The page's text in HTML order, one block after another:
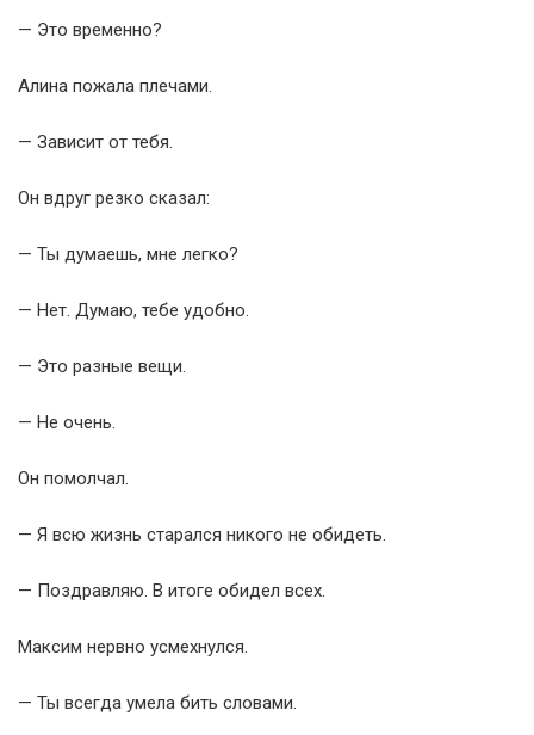
— Это временно?
Алина пожала плечами.
— Зависит от тебя.
Он вдруг резко сказал:
— Ты думаешь, мне легко?
— Нет. Думаю, тебе удобно.
— Это разные вещи.
— Не очень.
Он помолчал.
— Я всю жизнь старался никого не обидеть.
— Поздравляю. В итоге обидел всех.
Максим нервно усмехнулся.
— Ты всегда умела бить словами.